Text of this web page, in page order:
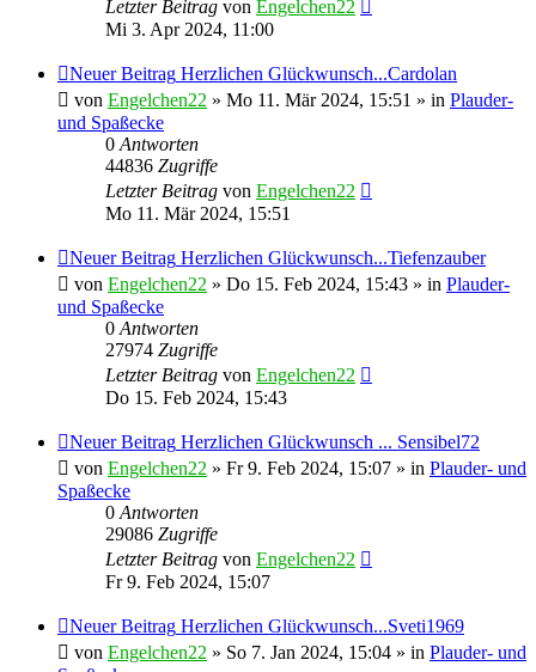
Letzter Beitrag von Engelchen22
Mi 3. Apr 2024, 11:00
Neuer Beitrag Herzlichen Glückwunsch...Cardolan
von Engelchen22 » Mo 11. Mär 2024, 15:51 » in Plauder-
und Spaßecke
0Antworten
44836 Zugriffe
Letzter Beitrag von Engelchen22
Mo 11. Mär 2024, 15:51
Neuer Beitrag Herzlichen Glückwunsch...Tiefenzauber
von Engelchen22 » Do 15. Feb 2024, 15:43 » in Plauder-
und Spaßecke
0Antworten
27974 Zugriffe
Letzter Beitrag von Engelchen22
Do 15. Feb 2024, 15:43
Neuer Beitrag Herzlichen Glückwunsch ... Sensibel72
von Engelchen22 » Fr 9. Feb 2024, 15:07 » in Plauder- und
Spaßecke
0Antworten
29086 Zugriffe
Letzter Beitrag von Engelchen22
Fr 9. Feb 2024, 15:07
Neuer Beitrag Herzlichen Glückwunsch...Sveti1969
von Engelchen22 » So 7. Jan 2024, 15:04 » in Plauder- und